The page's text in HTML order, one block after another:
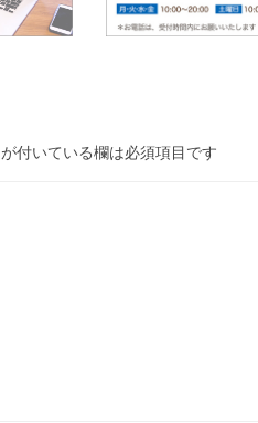
が付いている欄は必須項目です